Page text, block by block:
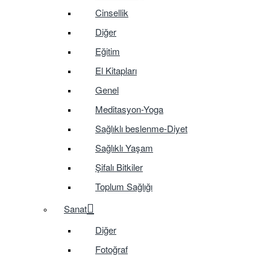
Cinsellik
Diğer
Eğitim
El Kitapları
Genel
Meditasyon-Yoga
Sağlıklı beslenme-Diyet
Sağlıklı Yaşam
Şifalı Bitkiler
Toplum Sağlığı
Sanat
Diğer
Fotoğraf